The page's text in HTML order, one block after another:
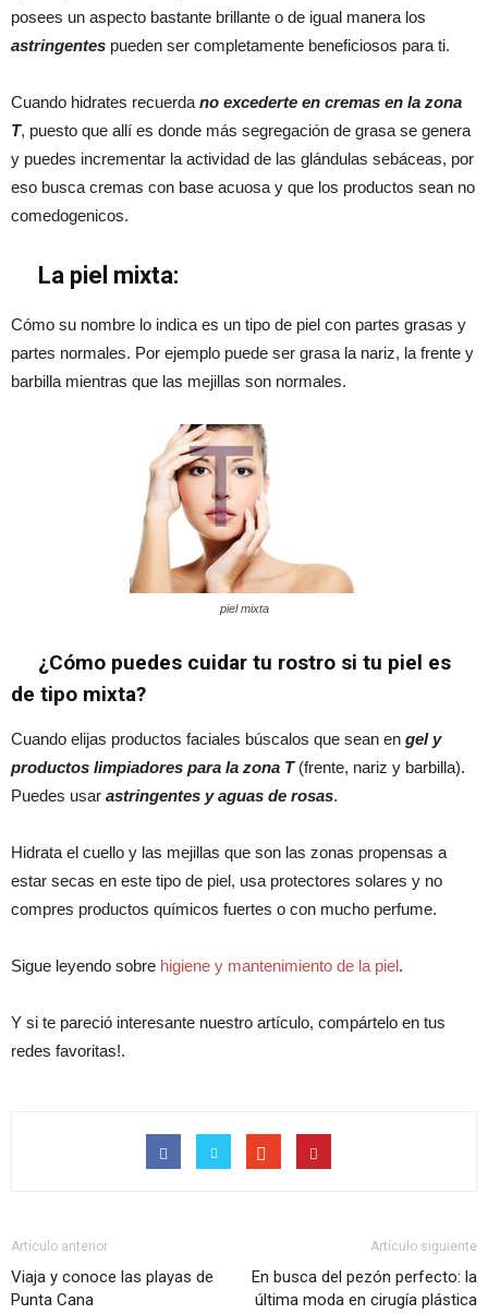
posees un aspecto bastante brillante o de igual manera los
astringentes pueden ser completamente beneficiosos para ti.
Cuando hidrates recuerda no excederte en cremas en la zona
T, puesto que allí es donde más segregación de grasa se genera
y puedes incrementar la actividad de las glándulas sebáceas, por
eso busca cremas con base acuosa y que los productos sean no
comedogenicos.
La piel mixta:
Cómo su nombre lo indica es un tipo de piel con partes grasas y
partes normales. Por ejemplo puede ser grasa la nariz, la frente y
barbilla mientras que las mejillas son normales.
piel mixta
¿Cómo puedes cuidar tu rostro si tu piel es
de tipo mixta?
Cuando elijas productos faciales búscalos que sean en gel y
productos limpiadores para la zona T(frente, nariz y barbilla).
Puedes usar astringentes y aguas de rosas.
Hidrata el cuello y las mejillas que son las zonas propensas a
estar secas en este tipo de piel, usa protectores solares y no
compres productos químicos fuertes o con mucho perfume.
Sigue leyendo sobre higiene y mantenimiento de la piel.
Y si te pareció interesante nuestro artículo, compártelo en tus
redes favoritas!.
Artículo anterior
Viaja y conoce las playas de
Punta Cana
Artículo siguiente
En busca del pezón perfecto: la
última moda en cirugía plástica